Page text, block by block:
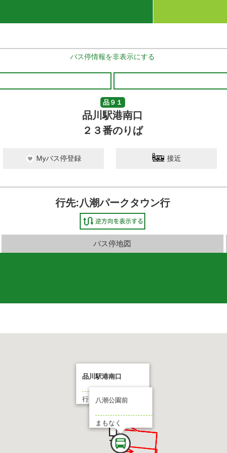
バス停情報を非表示にする
品９１
品川駅港南口
２３番のりば
Myバス停登録 接近
行先:八潮パークタウン行
バス停地図
品川駅港南口
行先:八潮パークタウン
八潮公園前
まもなく